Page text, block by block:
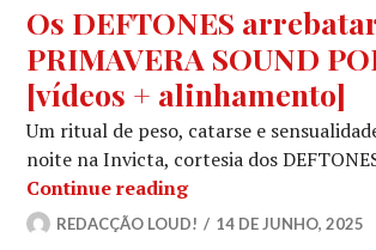
Os DEFTONES
PRIMAVERA SOUND
[vídeos + alinhamento]
Um ritual de peso, catarse e
noite na Invicta, cortesia dos
Continue readingOs DEFTONES
REDACÇÃO LOUD! 14 DE JUNHO, 2025